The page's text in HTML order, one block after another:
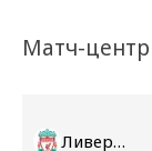
Матч-центр
Ливерпуль